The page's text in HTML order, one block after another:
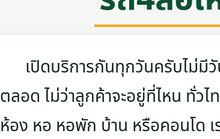
เปิดบริการกันทุกวันครับไม่มีวั
ตลอด ไม่ว่าลูกค้าจะอยู่ที่ไหน ทั่วไ
ห้อง หอ หอพัก บ้าน หรือคอนโด